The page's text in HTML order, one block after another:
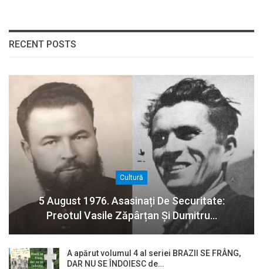
RECENT POSTS
Cultură
5 August 1976. Asasinați De Securitate:
Preotul Vasile Zăpârțan Și Dumitru…
A apărut volumul 4 al seriei BRAZII SE FRÂNG,
DAR NU SE ÎNDOIESC de…